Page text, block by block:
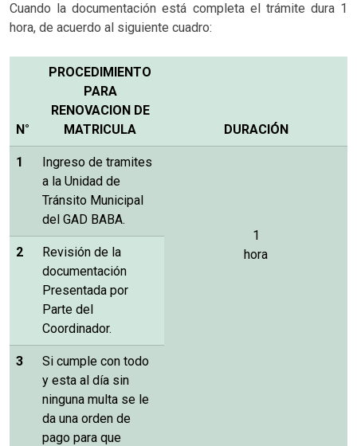
Cuando la documentación está completa el trámite dura 1
hora, de acuerdo al siguiente cuadro:
N°
PROCEDIMIENTO
PARA
RENOVACION DE
MATRICULA
DURACIÓN
1
Ingreso de tramites
a la Unidad de
Tránsito Municipal
del GAD BABA.
1
hora
2
Revisión de la
documentación
Presentada por
Parte del
Coordinador.
3
Si cumple con todo
y esta al día sin
ninguna multa se le
da una orden de
pago para que